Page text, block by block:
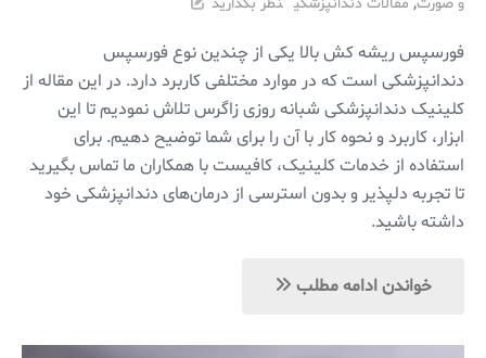
فورسپس ریشه کش بالا یکی از چندین نوع فورسپس
دندانپزشکی است که در موارد مختلفی کاربرد دارد. در این مقاله از
کلینیک دندانپزشکی شبانه روزی زاگرس تلاش نمودیم تا این
ابزار، کاربرد و نحوه کار با آن را برای شما توضیح دهیم. برای
استفاده از خدمات کلینیک، کافیست با همکاران ما تماس بگیرید
تا تجربه دلپذیر و بدون استرسی از درمان‌های دندانپزشکی خود
داشته باشید.
خواندن ادامه مطلب